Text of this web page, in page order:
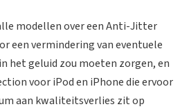
modellen over een Anti-Jitter
een vermindering van eventuele
het geluid zou moeten zorgen, en
voor iPod en iPhone die ervoor
aan kwaliteitsverlies zit op